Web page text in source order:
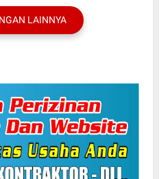
LAINNYA